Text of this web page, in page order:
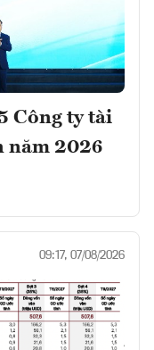
Công ty tài
năm 2026
09:17, 07/08/2026